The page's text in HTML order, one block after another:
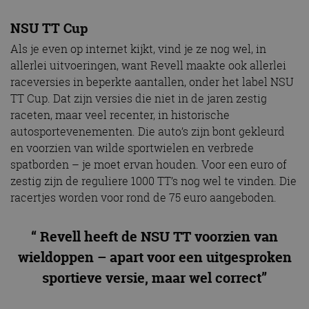
NSU TT Cup
Als je even op internet kijkt, vind je ze nog wel, in
allerlei uitvoeringen, want Revell maakte ook allerlei
raceversies in beperkte aantallen, onder het label NSU
TT Cup. Dat zijn versies die niet in de jaren zestig
raceten, maar veel recenter, in historische
autosportevenementen. Die auto’s zijn bont gekleurd
en voorzien van wilde sportwielen en verbrede
spatborden – je moet ervan houden. Voor een euro of
zestig zijn de reguliere 1000 TT’s nog wel te vinden. Die
racertjes worden voor rond de 75 euro aangeboden.
“ Revell heeft de NSU TT voorzien van
wieldoppen – apart voor een uitgesproken
sportieve versie, maar wel correct”